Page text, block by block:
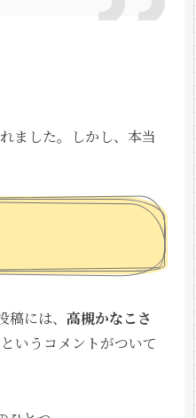
ました。しかし、本当
には、 高槻かなこさ
いうコメントがついて